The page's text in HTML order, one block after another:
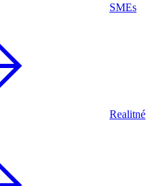
SMEs
Realitné